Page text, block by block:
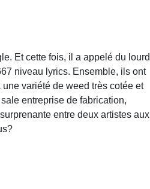
Et cette fois, il a appelé du lourd
niveau lyrics. Ensemble, ils ont
variété de weed très cotée et
entreprise de fabrication,
entre deux artistes aux